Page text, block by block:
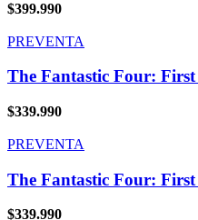
$399.990
PREVENTA
The Fantastic Four:
$339.990
PREVENTA
The Fantastic Four:
$339.990